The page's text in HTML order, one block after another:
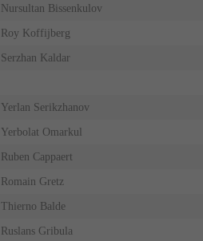
Nursultan Bissenkulov
Roy Koffijberg
Serzhan Kaldar
Yerlan Serikzhanov
Yerbolat Omarkul
Ruben Cappaert
Romain Gretz
Thierno Balde
Ruslans Gribula